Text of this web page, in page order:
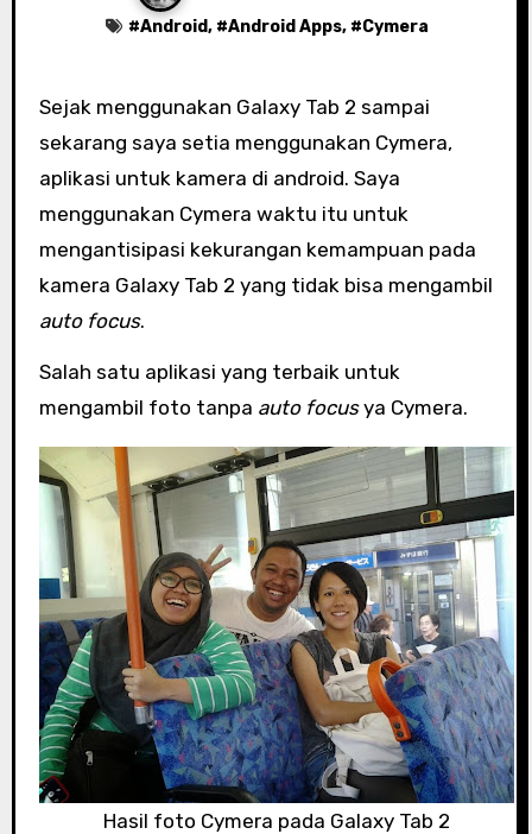
#Android, #Android Apps, #Cymera
Sejak menggunakan Galaxy Tab 2 sampai
sekarang saya setia menggunakan Cymera,
aplikasi untuk kamera di android. Saya
menggunakan Cymera waktu itu untuk
mengantisipasi kekurangan kemampuan pada
kamera Galaxy Tab 2 yang tidak bisa mengambil
auto focus.
Salah satu aplikasi yang terbaik untuk
mengambil foto tanpa auto focusya Cymera.
Hasil foto Cymera pada Galaxy Tab 2